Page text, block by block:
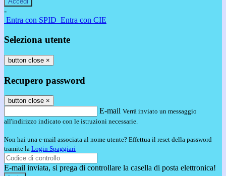
-
Entra con SPID Entra con CIE
Seleziona utente
button close ×
Recupero password
button close ×
E-mail Verrà inviato un messaggio
all'indirizzo indicato con le istruzioni necessarie.
Non hai una e-mail associata al nome utente? Effettua il reset della password
tramite la Login Spaggiari
E-mail inviata, si prega di controllare la casella di posta elettronica!